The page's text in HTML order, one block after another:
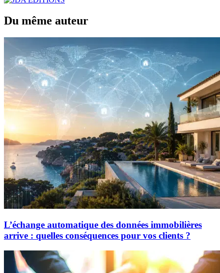
Du même auteur
L’échange automatique des données immobilières
arrive : quelles conséquences pour vos clients ?